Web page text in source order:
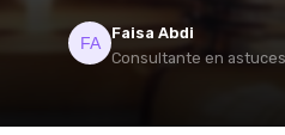
Faisa Abdi
Consultante en